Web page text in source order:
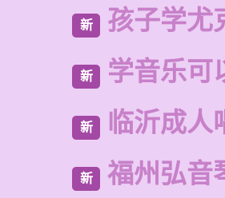
新 孩子学尤
新 学音乐可
新 临沂成
新 福州弘音